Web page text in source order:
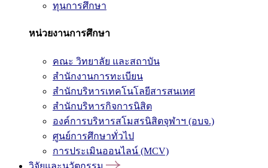
ทุนการศึกษา
หน่วยงานการศึกษา
คณะ วิทยาลัย และสถาบัน
สำนักงานการทะเบียน
สำนักบริหารเทคโนโลยีสารสนเทศ
สำนักบริหารกิจการนิสิต
องค์การบริหารสโมสรนิสิตจุฬาฯ (อบจ.)
ศูนย์การศึกษาทั่วไป
การประเมินออนไลน์ (MCV)
วิจัยและนวัตกรรม